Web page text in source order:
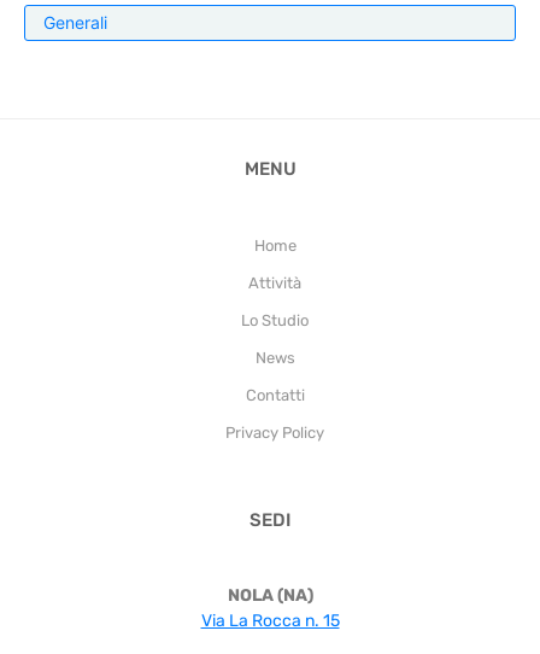
Generali
MENU
Home
Attività
Lo Studio
News
Contatti
Privacy Policy
SEDI
NOLA (NA)
Via La Rocca n. 15